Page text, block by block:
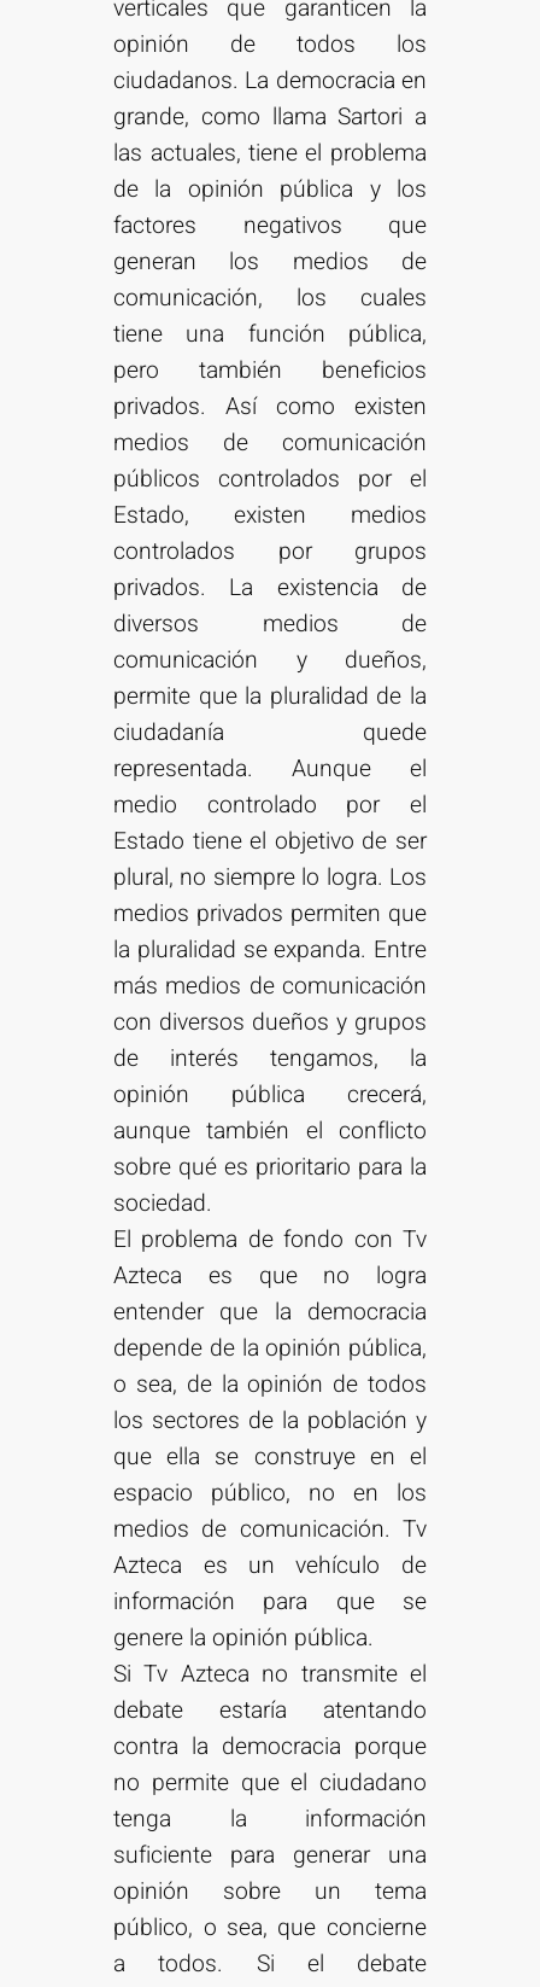
verticales que garanticen la
opinión de todos los
ciudadanos. La democracia en
grande, como llama Sartori a
las actuales, tiene el problema
de la opinión pública y los
factores negativos que
generan los medios de
comunicación, los cuales
tiene una función pública,
pero también beneficios
privados. Así como existen
medios de comunicación
públicos controlados por el
Estado, existen medios
controlados por grupos
privados. La existencia de
diversos medios de
comunicación y dueños,
permite que la pluralidad de la
ciudadanía quede
representada. Aunque el
medio controlado por el
Estado tiene el objetivo de ser
plural, no siempre lo logra. Los
medios privados permiten que
la pluralidad se expanda. Entre
más medios de comunicación
con diversos dueños y grupos
de interés tengamos, la
opinión pública crecerá,
aunque también el conflicto
sobre qué es prioritario para la
sociedad.
El problema de fondo con Tv
Azteca es que no logra
entender que la democracia
depende de la opinión pública,
o sea, de la opinión de todos
los sectores de la población y
que ella se construye en el
espacio público, no en los
medios de comunicación. Tv
Azteca es un vehículo de
información para que se
genere la opinión pública.
Si Tv Azteca no transmite el
debate estaría atentando
contra la democracia porque
no permite que el ciudadano
tenga la información
suficiente para generar una
opinión sobre un tema
público, o sea, que concierne
a todos. Si el debate